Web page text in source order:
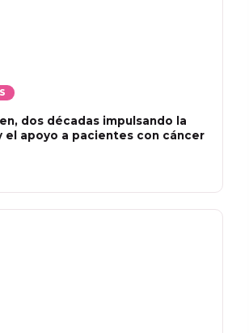
dos décadas impulsando la
el apoyo a pacientes con cáncer